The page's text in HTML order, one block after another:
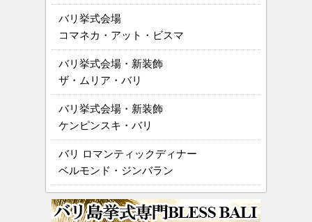
バリ挙式会場
コマネカ・アット・ビスマ
バリ挙式会場・新装飾
ザ・ムリア・バリ
バリ挙式会場・新装飾
ケンピンスキ・バリ
バリ ロマンティックディナー
ベルモンド・ジンバラン